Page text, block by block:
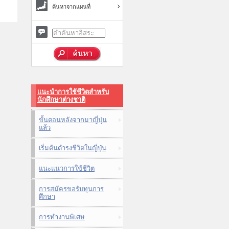
ค้นหาจากแผนที่
แนะนำการใช้ชีวิตสำหรับ
นักศึกษาต่างชาติ
ขั้นตอนหลังจากมาญี่ปุ่น
แล้ว
เริ่มต้นดำรงชีวิตในญี่ปุ่น
แนะแนวการใช้ชีวิต
การสมัครขอรับทุนการ
ศึกษา
การทำงานพิเศษ